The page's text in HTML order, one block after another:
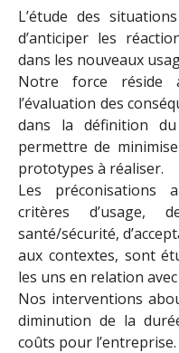
L’étude des
d’anticiper les
dans les nouveaux
Notre force
l’évaluation des
dans la définition
permettre de
prototypes à réaliser.
Les préconisations
critères d’usage,
santé/sécurité,
aux contextes, sont
les uns en relation
Nos interventions
diminution de la
coûts pour l’entreprise.